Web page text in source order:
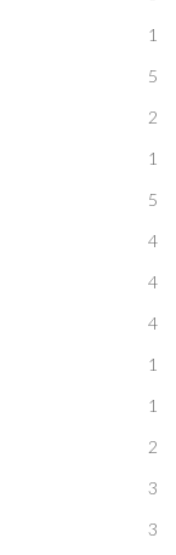
1
5
2
1
5
4
4
4
1
1
2
3
3